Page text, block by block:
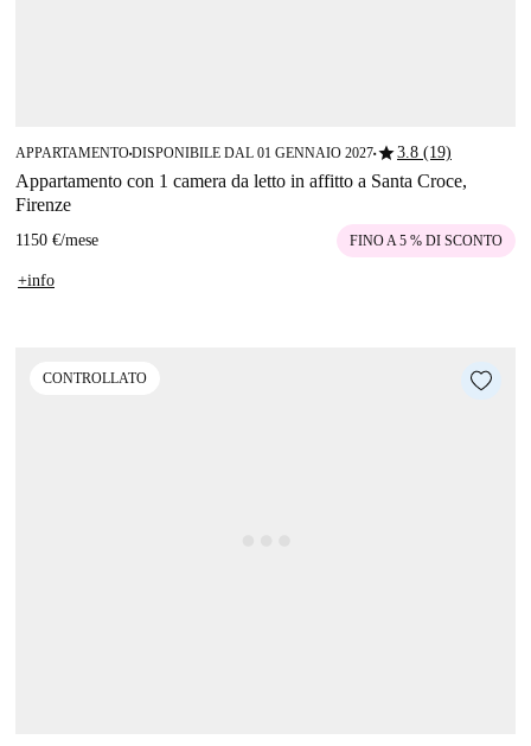
APPARTAMENTO■DISPONIBILE DAL 01 GENNAIO 2027■star3.8 (19)
Appartamento con 1 camera da letto in affitto a Santa Croce,
Firenze
1150 €/mese FINO A 5 % DI SCONTO
+info
CONTROLLATO